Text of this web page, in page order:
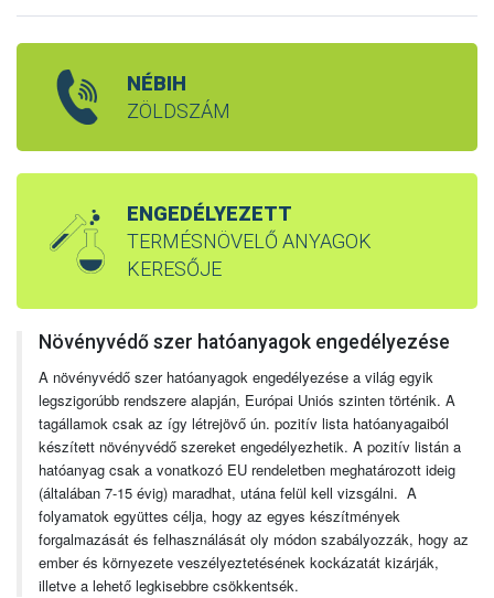
NÉBIH
ZÖLDSZÁM
ENGEDÉLYEZETT
TERMÉSNÖVELŐ ANYAGOK
KERESŐJE
Növényvédő szer hatóanyagok engedélyezése
A növényvédő szer hatóanyagok engedélyezése a világ egyik
legszigorúbb rendszere alapján, Európai Uniós szinten történik. A
tagállamok csak az így létrejövő ún. pozitív lista hatóanyagaiból
készített növényvédő szereket engedélyezhetik. A pozitív listán a
hatóanyag csak a vonatkozó EU rendeletben meghatározott ideig
(általában 7-15 évig) maradhat, utána felül kell vizsgálni. A
folyamatok együttes célja, hogy az egyes készítmények
forgalmazását és felhasználását oly módon szabályozzák, hogy az
ember és környezete veszélyeztetésének kockázatát kizárják,
illetve a lehető legkisebbre csökkentsék.